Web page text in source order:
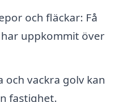
och fläckar: Få
uppkommit över
och vackra golv kan
fastighet.